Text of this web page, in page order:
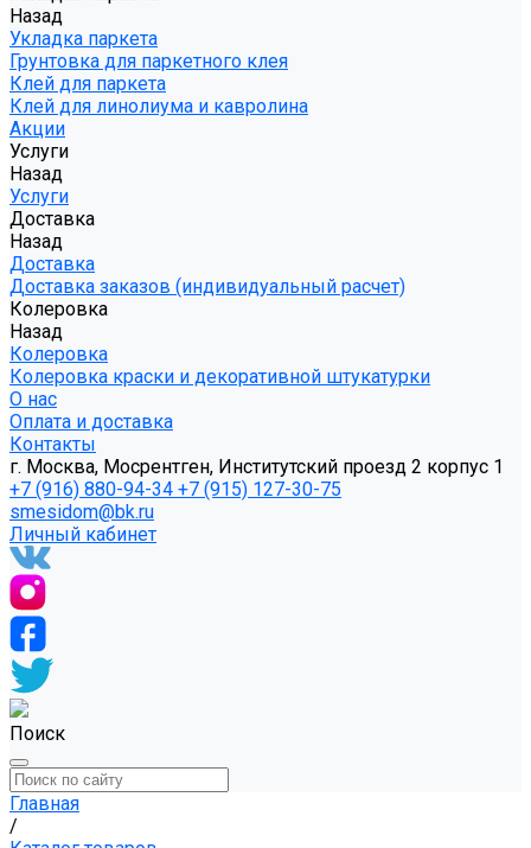
Назад
Укладка паркета
Грунтовка для паркетного клея
Клей для паркета
Клей для линолиума и кавролина
Акции
Услуги
Назад
Услуги
Доставка
Назад
Доставка
Доставка заказов (индивидуальный расчет)
Колеровка
Назад
Колеровка
Колеровка краски и декоративной штукатурки
О нас
Оплата и доставка
Контакты
г. Москва, Мосрентген, Институтский проезд 2 корпус 1
+7 (916) 880-94-34 +7 (915) 127-30-75
smesidom@bk.ru
Личный кабинет
Поиск
Главная
/